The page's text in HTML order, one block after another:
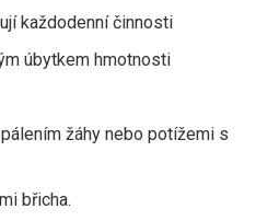
každodenní činnosti
úbytkem hmotnosti
žáhy nebo potížemi s
břicha.